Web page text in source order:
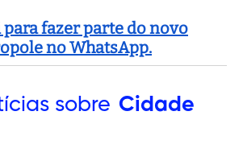
para fazer parte do novo
no WhatsApp.
sobre Cidade